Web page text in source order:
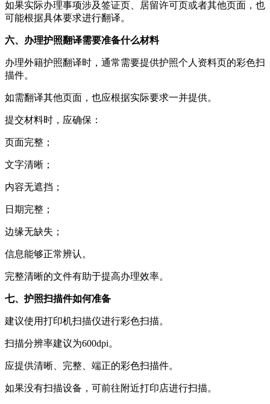
如果实际办理事项涉及签证页、居留许可页或者其他页面，也
可能根据具体要求进行翻译。
六、办理护照翻译需要准备什么材料
办理外籍护照翻译时，通常需要提供护照个人资料页的彩色扫
描件。
如需翻译其他页面，也应根据实际要求一并提供。
提交材料时，应确保：
页面完整；
文字清晰；
内容无遮挡；
日期完整；
边缘无缺失；
信息能够正常辨认。
完整清晰的文件有助于提高办理效率。
七、护照扫描件如何准备
建议使用打印机扫描仪进行彩色扫描。
扫描分辨率建议为600dpi。
应提供清晰、完整、端正的彩色扫描件。
如果没有扫描设备，可前往附近打印店进行扫描。